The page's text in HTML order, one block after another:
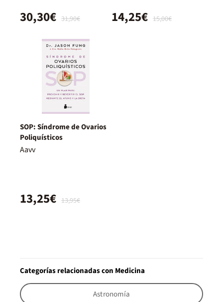
31,90€
30,30€ 15,00€
14,25€
SOP: Síndrome de Ovarios
Poliquísticos
Aavv
13,95€
13,25€
Categorías relacionadas con Medicina
Astronomía